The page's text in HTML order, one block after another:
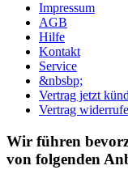
Impressum
AGB
Hilfe
Kontakt
Service
&nbsbp;
Vertrag jetzt
Vertrag
Wir führen
von folgenden